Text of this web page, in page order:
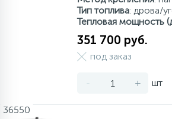
Тип топлива: дрова/
Тепловая мощность
351 700 руб.
под заказ
- + шт
36550